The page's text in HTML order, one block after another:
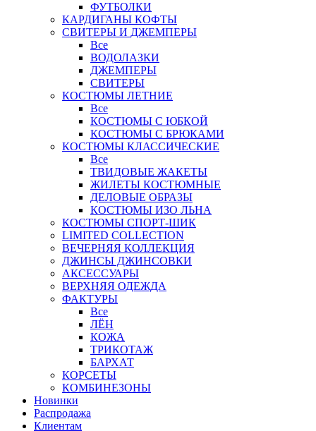
ФУТБОЛКИ
КАРДИГАНЫ КОФТЫ
СВИТЕРЫ И ДЖЕМПЕРЫ
Все
ВОДОЛАЗКИ
ДЖЕМПЕРЫ
СВИТЕРЫ
КОСТЮМЫ ЛЕТНИЕ
Все
КОСТЮМЫ С ЮБКОЙ
КОСТЮМЫ С БРЮКАМИ
КОСТЮМЫ КЛАССИЧЕСКИЕ
Все
ТВИДОВЫЕ ЖАКЕТЫ
ЖИЛЕТЫ КОСТЮМНЫЕ
ДЕЛОВЫЕ ОБРАЗЫ
КОСТЮМЫ ИЗО ЛЬНА
КОСТЮМЫ СПОРТ-ШИК
LIMITED COLLECTION
ВЕЧЕРНЯЯ КОЛЛЕКЦИЯ
ДЖИНСЫ ДЖИНСОВКИ
АКСЕССУАРЫ
ВЕРХНЯЯ ОДЕЖДА
ФАКТУРЫ
Все
ЛЁН
КОЖА
ТРИКОТАЖ
БАРХАТ
КОРСЕТЫ
КОМБИНЕЗОНЫ
Новинки
Распродажа
Клиентам